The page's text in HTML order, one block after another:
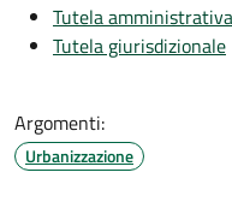
Tutela amministrativa
Tutela giurisdizionale
Argomenti:
Urbanizzazione